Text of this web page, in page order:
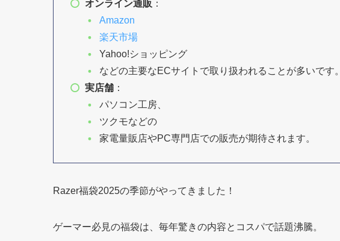
オンライン通販 ：
Amazon
楽天市場
Yahoo!ショッピング
などの主要なECサイトで取り扱われることが多いです。
実店舗 ：
パソコン工房、
ツクモなどの
家電量販店やPC専門店での販売が期待されます。
Razer福袋2025の季節がやってきました！
ゲーマー必見の福袋は、毎年驚きの内容とコスパで話題沸騰。